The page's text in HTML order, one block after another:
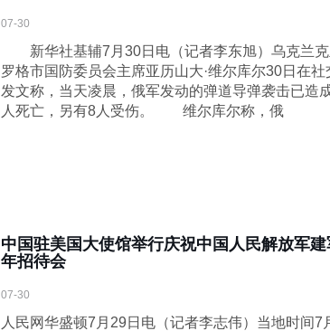
07-30
新华社基辅7月30日电（记者李东旭）乌克兰克
罗格市国防委员会主席亚历山大·维尔库尔30日在社
发文称，当天凌晨，俄军发动的弹道导弹袭击已造
人死亡，另有8人受伤。 维尔库尔称，俄
中国驻美国大使馆举行庆祝中国人民解放军建
年招待会
07-30
人民网华盛顿7月29日电（记者李志伟）当地时间7